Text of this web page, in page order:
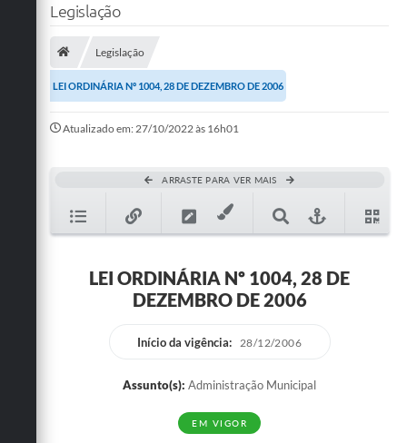
Publicações
A Prefeitura
Ouvidoria
Legislação
Conselho Tutelar.
Legislação
Legislação
LEI ORDINÁRIA Nº 1004, 28 DE DEZEMBRO DE 2006
Atualizado em: 27/10/2022 às 16h01
ARRASTE PARA VER MAIS
LEI ORDINÁRIA Nº 1004, 28 DE
DEZEMBRO DE 2006
Início da vigência: 28/12/2006
Assunto(s): Administração Municipal
EM VIGOR